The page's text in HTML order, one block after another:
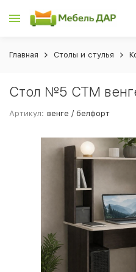
Главная Столы и стулья
Стол №5 СТМ
Артикул: венге / белфорт